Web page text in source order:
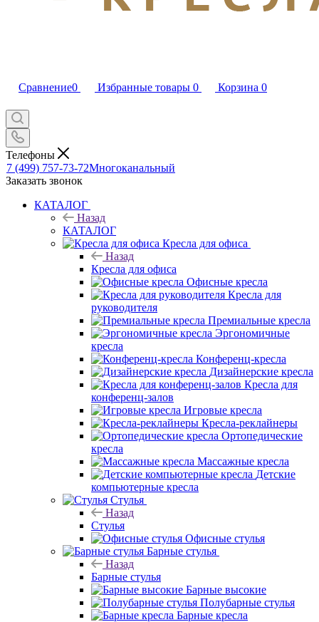
Сравнение0 Избранные товары 0 Корзина 0
Телефоны
7 (499) 757-73-72Многоканальный
Заказать звонок
КАТАЛОГ
Назад
КАТАЛОГ
Кресла для офиса
Назад
Кресла для офиса
Офисные кресла
Кресла для
руководителя
Премиальные кресла
Эргономичные
кресла
Конференц-кресла
Дизайнерские кресла
Кресла для
конференц-залов
Игровые кресла
Кресла-реклайнеры
Ортопедические
кресла
Массажные кресла
Детские
компьютерные кресла
Стулья
Назад
Стулья
Офисные стулья
Барные стулья
Назад
Барные стулья
Барные высокие
Полубарные стулья
Барные кресла